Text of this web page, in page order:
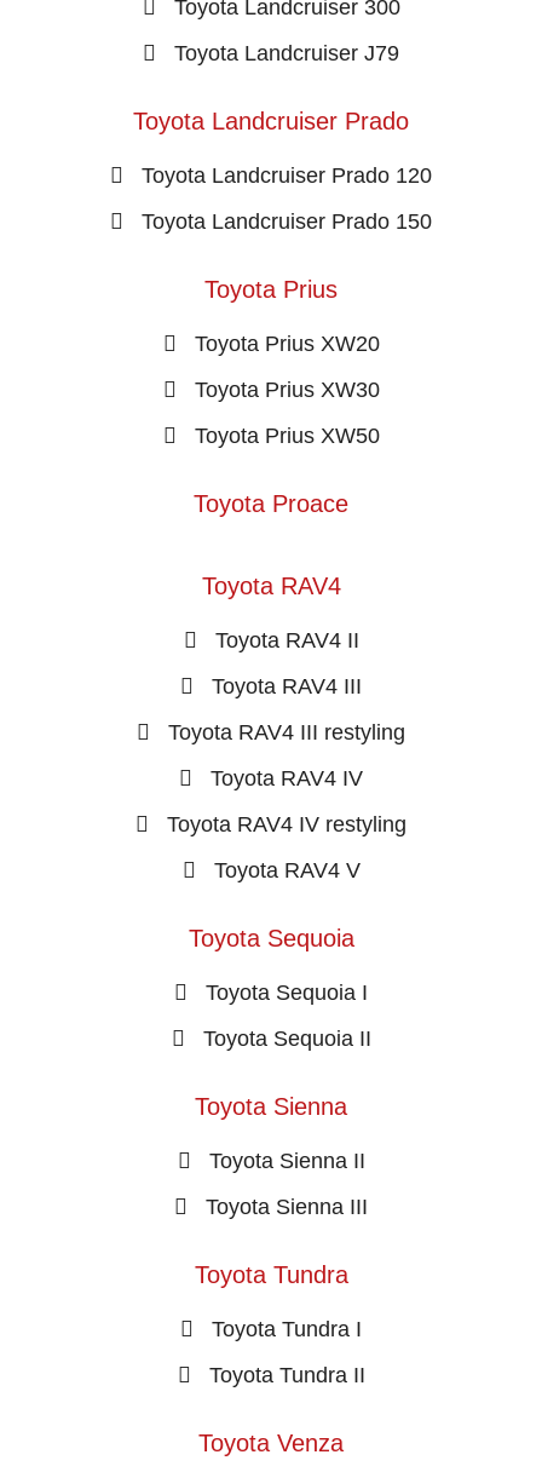
Toyota Landcruiser 300
Toyota Landcruiser J79
Toyota Landcruiser Prado
Toyota Landcruiser Prado 120
Toyota Landcruiser Prado 150
Toyota Prius
Toyota Prius XW20
Toyota Prius XW30
Toyota Prius XW50
Toyota Proace
Toyota RAV4
Toyota RAV4 II
Toyota RAV4 III
Toyota RAV4 III restyling
Toyota RAV4 IV
Toyota RAV4 IV restyling
Toyota RAV4 V
Toyota Sequoia
Toyota Sequoia I
Toyota Sequoia II
Toyota Sienna
Toyota Sienna II
Toyota Sienna III
Toyota Tundra
Toyota Tundra I
Toyota Tundra II
Toyota Venza